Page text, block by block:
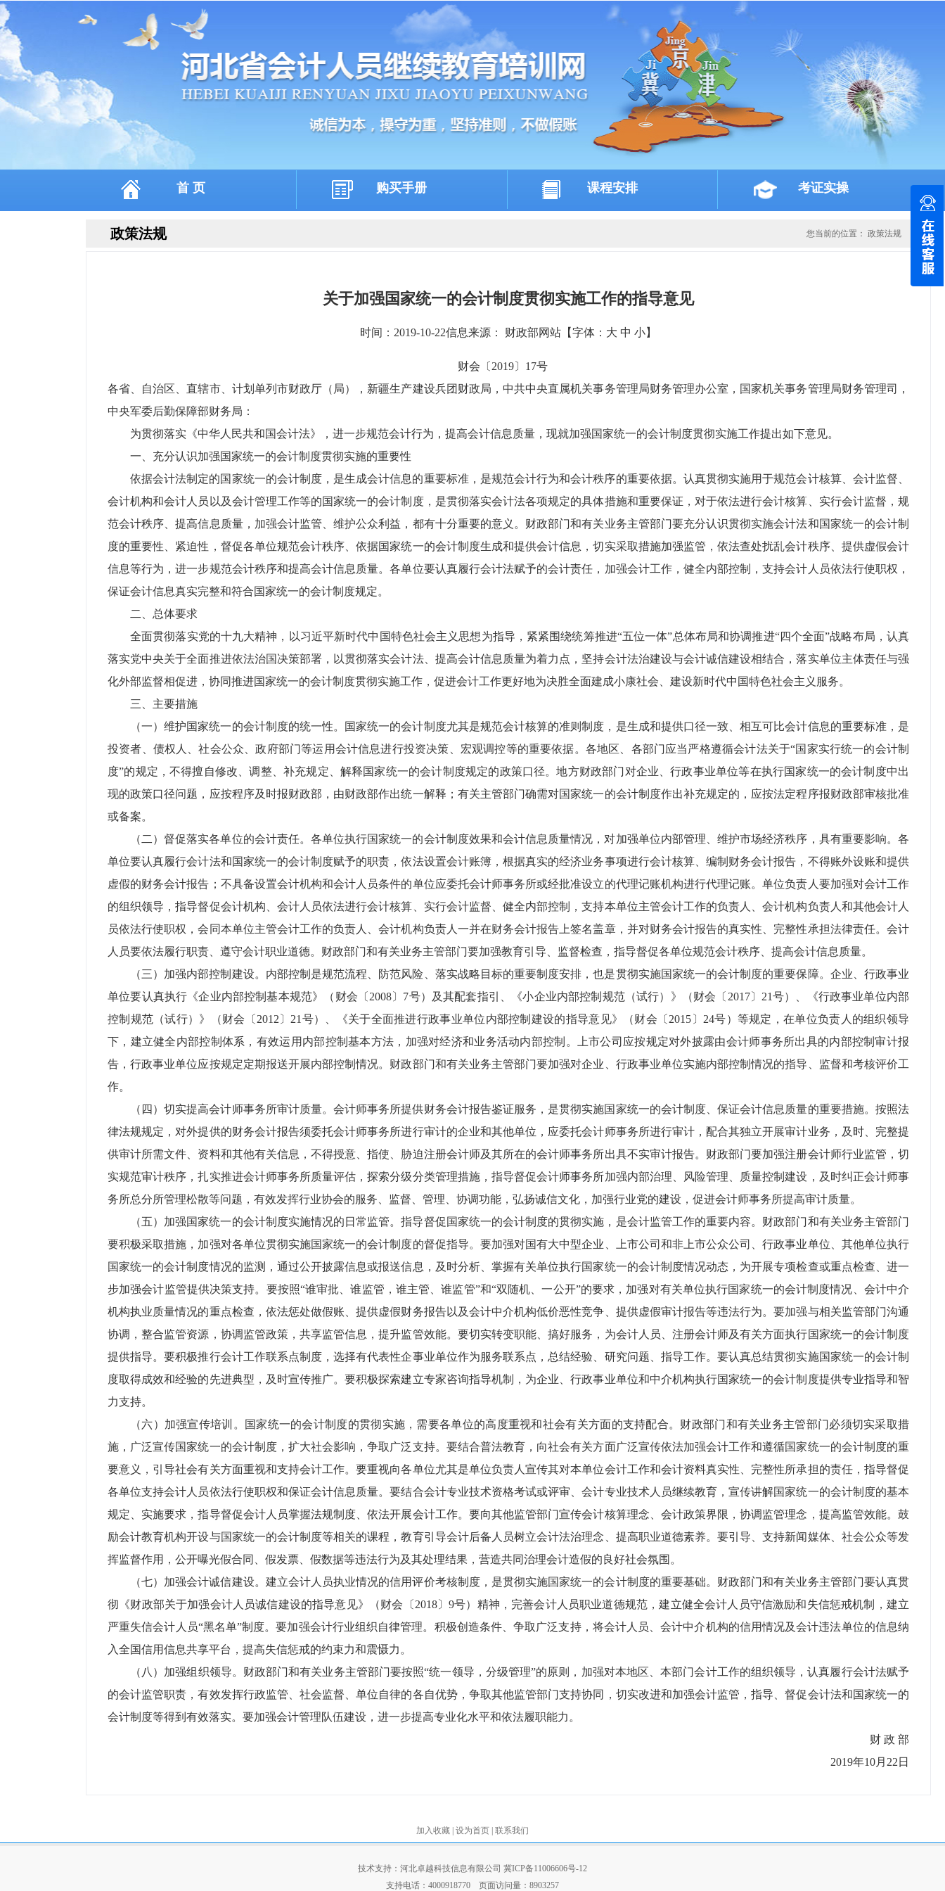
首 页 购买手册 课程安排 考证实操
政策法规 您当前的位置： 政策法规
关于加强国家统一的会计制度贯彻实施工作的指导意见
时间： 2019-10-22信息来源： 财政部网站 【字体： 大 中 小】
财会〔2019〕17号
各省、自治区、直辖市、计划单列市财政厅（局），新疆生产建设兵团财政局，中共中央直属机关事务管理局财务管理办公室，国家机关事务管理局财务管理司，
中央军委后勤保障部财务局：
为贯彻落实《中华人民共和国会计法》，进一步规范会计行为，提高会计信息质量，现就加强国家统一的会计制度贯彻实施工作提出如下意见。
一、充分认识加强国家统一的会计制度贯彻实施的重要性
依据会计法制定的国家统一的会计制度，是生成会计信息的重要标准，是规范会计行为和会计秩序的重要依据。认真贯彻实施用于规范会计核算、会计监督、
会计机构和会计人员以及会计管理工作等的国家统一的会计制度，是贯彻落实会计法各项规定的具体措施和重要保证，对于依法进行会计核算、实行会计监督，规
范会计秩序、提高信息质量，加强会计监管、维护公众利益，都有十分重要的意义。财政部门和有关业务主管部门要充分认识贯彻实施会计法和国家统一的会计制
度的重要性、紧迫性，督促各单位规范会计秩序、依据国家统一的会计制度生成和提供会计信息，切实采取措施加强监管，依法查处扰乱会计秩序、提供虚假会计
信息等行为，进一步规范会计秩序和提高会计信息质量。各单位要认真履行会计法赋予的会计责任，加强会计工作，健全内部控制，支持会计人员依法行使职权，
保证会计信息真实完整和符合国家统一的会计制度规定。
二、总体要求
全面贯彻落实党的十九大精神，以习近平新时代中国特色社会主义思想为指导，紧紧围绕统筹推进“五位一体”总体布局和协调推进“四个全面”战略布局，认真
落实党中央关于全面推进依法治国决策部署，以贯彻落实会计法、提高会计信息质量为着力点，坚持会计法治建设与会计诚信建设相结合，落实单位主体责任与强
化外部监督相促进，协同推进国家统一的会计制度贯彻实施工作，促进会计工作更好地为决胜全面建成小康社会、建设新时代中国特色社会主义服务。
三、主要措施
（一）维护国家统一的会计制度的统一性。国家统一的会计制度尤其是规范会计核算的准则制度，是生成和提供口径一致、相互可比会计信息的重要标准，是
投资者、债权人、社会公众、政府部门等运用会计信息进行投资决策、宏观调控等的重要依据。各地区、各部门应当严格遵循会计法关于“国家实行统一的会计制
度”的规定，不得擅自修改、调整、补充规定、解释国家统一的会计制度规定的政策口径。地方财政部门对企业、行政事业单位等在执行国家统一的会计制度中出
现的政策口径问题，应按程序及时报财政部，由财政部作出统一解释；有关主管部门确需对国家统一的会计制度作出补充规定的，应按法定程序报财政部审核批准
或备案。
（二）督促落实各单位的会计责任。各单位执行国家统一的会计制度效果和会计信息质量情况，对加强单位内部管理、维护市场经济秩序，具有重要影响。各
单位要认真履行会计法和国家统一的会计制度赋予的职责，依法设置会计账簿，根据真实的经济业务事项进行会计核算、编制财务会计报告，不得账外设账和提供
虚假的财务会计报告；不具备设置会计机构和会计人员条件的单位应委托会计师事务所或经批准设立的代理记账机构进行代理记账。单位负责人要加强对会计工作
的组织领导，指导督促会计机构、会计人员依法进行会计核算、实行会计监督、健全内部控制，支持本单位主管会计工作的负责人、会计机构负责人和其他会计人
员依法行使职权，会同本单位主管会计工作的负责人、会计机构负责人一并在财务会计报告上签名盖章，并对财务会计报告的真实性、完整性承担法律责任。会计
人员要依法履行职责、遵守会计职业道德。财政部门和有关业务主管部门要加强教育引导、监督检查，指导督促各单位规范会计秩序、提高会计信息质量。
（三）加强内部控制建设。内部控制是规范流程、防范风险、落实战略目标的重要制度安排，也是贯彻实施国家统一的会计制度的重要保障。企业、行政事业
单位要认真执行《企业内部控制基本规范》（财会〔2008〕7号）及其配套指引、《小企业内部控制规范（试行）》（财会〔2017〕21号）、《行政事业单位内部
控制规范（试行）》（财会〔2012〕21号）、《关于全面推进行政事业单位内部控制建设的指导意见》（财会〔2015〕24号）等规定，在单位负责人的组织领导
下，建立健全内部控制体系，有效运用内部控制基本方法，加强对经济和业务活动内部控制。上市公司应按规定对外披露由会计师事务所出具的内部控制审计报
告，行政事业单位应按规定定期报送开展内部控制情况。财政部门和有关业务主管部门要加强对企业、行政事业单位实施内部控制情况的指导、监督和考核评价工
作。
（四）切实提高会计师事务所审计质量。会计师事务所提供财务会计报告鉴证服务，是贯彻实施国家统一的会计制度、保证会计信息质量的重要措施。按照法
律法规规定，对外提供的财务会计报告须委托会计师事务所进行审计的企业和其他单位，应委托会计师事务所进行审计，配合其独立开展审计业务，及时、完整提
供审计所需文件、资料和其他有关信息，不得授意、指使、胁迫注册会计师及其所在的会计师事务所出具不实审计报告。财政部门要加强注册会计师行业监管，切
实规范审计秩序，扎实推进会计师事务所质量评估，探索分级分类管理措施，指导督促会计师事务所加强内部治理、风险管理、质量控制建设，及时纠正会计师事
务所总分所管理松散等问题，有效发挥行业协会的服务、监督、管理、协调功能，弘扬诚信文化，加强行业党的建设，促进会计师事务所提高审计质量。
（五）加强国家统一的会计制度实施情况的日常监管。指导督促国家统一的会计制度的贯彻实施，是会计监管工作的重要内容。财政部门和有关业务主管部门
要积极采取措施，加强对各单位贯彻实施国家统一的会计制度的督促指导。要加强对国有大中型企业、上市公司和非上市公众公司、行政事业单位、其他单位执行
国家统一的会计制度情况的监测，通过公开披露信息或报送信息，及时分析、掌握有关单位执行国家统一的会计制度情况动态，为开展专项检查或重点检查、进一
步加强会计监管提供决策支持。要按照“谁审批、谁监管，谁主管、谁监管”和“双随机、一公开”的要求，加强对有关单位执行国家统一的会计制度情况、会计中介
机构执业质量情况的重点检查，依法惩处做假账、提供虚假财务报告以及会计中介机构低价恶性竞争、提供虚假审计报告等违法行为。要加强与相关监管部门沟通
协调，整合监管资源，协调监管政策，共享监管信息，提升监管效能。要切实转变职能、搞好服务，为会计人员、注册会计师及有关方面执行国家统一的会计制度
提供指导。要积极推行会计工作联系点制度，选择有代表性企事业单位作为服务联系点，总结经验、研究问题、指导工作。要认真总结贯彻实施国家统一的会计制
度取得成效和经验的先进典型，及时宣传推广。要积极探索建立专家咨询指导机制，为企业、行政事业单位和中介机构执行国家统一的会计制度提供专业指导和智
力支持。
（六）加强宣传培训。国家统一的会计制度的贯彻实施，需要各单位的高度重视和社会有关方面的支持配合。财政部门和有关业务主管部门必须切实采取措
施，广泛宣传国家统一的会计制度，扩大社会影响，争取广泛支持。要结合普法教育，向社会有关方面广泛宣传依法加强会计工作和遵循国家统一的会计制度的重
要意义，引导社会有关方面重视和支持会计工作。要重视向各单位尤其是单位负责人宣传其对本单位会计工作和会计资料真实性、完整性所承担的责任，指导督促
各单位支持会计人员依法行使职权和保证会计信息质量。要结合会计专业技术资格考试或评审、会计专业技术人员继续教育，宣传讲解国家统一的会计制度的基本
规定、实施要求，指导督促会计人员掌握法规制度、依法开展会计工作。要向其他监管部门宣传会计核算理念、会计政策界限，协调监管理念，提高监管效能。鼓
励会计教育机构开设与国家统一的会计制度等相关的课程，教育引导会计后备人员树立会计法治理念、提高职业道德素养。要引导、支持新闻媒体、社会公众等发
挥监督作用，公开曝光假合同、假发票、假数据等违法行为及其处理结果，营造共同治理会计造假的良好社会氛围。
（七）加强会计诚信建设。建立会计人员执业情况的信用评价考核制度，是贯彻实施国家统一的会计制度的重要基础。财政部门和有关业务主管部门要认真贯
彻《财政部关于加强会计人员诚信建设的指导意见》（财会〔2018〕9号）精神，完善会计人员职业道德规范，建立健全会计人员守信激励和失信惩戒机制，建立
严重失信会计人员“黑名单”制度。要加强会计行业组织自律管理。积极创造条件、争取广泛支持，将会计人员、会计中介机构的信用情况及会计违法单位的信息纳
入全国信用信息共享平台，提高失信惩戒的约束力和震慑力。
（八）加强组织领导。财政部门和有关业务主管部门要按照“统一领导，分级管理”的原则，加强对本地区、本部门会计工作的组织领导，认真履行会计法赋予
的会计监管职责，有效发挥行政监管、社会监督、单位自律的各自优势，争取其他监管部门支持协同，切实改进和加强会计监管，指导、督促会计法和国家统一的
会计制度等得到有效落实。要加强会计管理队伍建设，进一步提高专业化水平和依法履职能力。
财 政 部
2019年10月22日
加入收藏 设为首页 联系我们
技术支持：河北卓越科技信息有限公司 冀ICP备11006606号-12
支持电话：4000918770 页面访问量： 8903257